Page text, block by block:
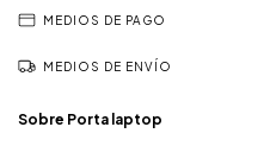
MEDIOS DE PAGO
MEDIOS DE ENVÍO
Sobre Porta laptop